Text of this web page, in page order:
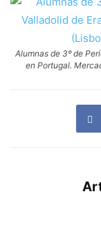
Alumnas de 3º de
en Portugal.